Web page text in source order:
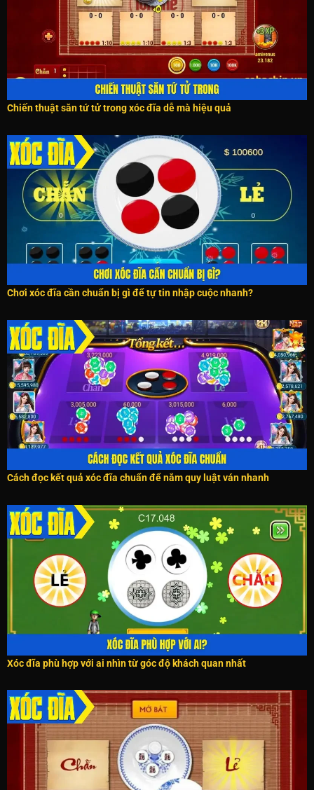
Chiến thuật săn tứ tử trong xóc đĩa dễ mà hiệu quả
Chơi xóc đĩa cần chuẩn bị gì để tự tin nhập cuộc nhanh?
Cách đọc kết quả xóc đĩa chuẩn để nắm quy luật ván nhanh
Xóc đĩa phù hợp với ai nhìn từ góc độ khách quan nhất